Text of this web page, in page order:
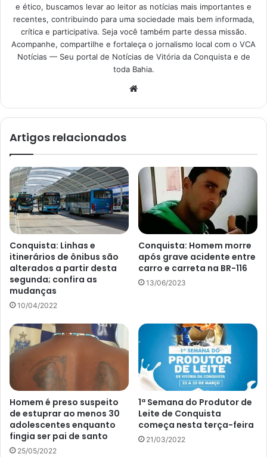
e ético, buscamos levar ao leitor as notícias mais importantes e
recentes, contribuindo para uma sociedade mais bem informada,
crítica e participativa. Seja você também parte dessa missão.
Acompanhe, compartilhe e fortaleça o jornalismo local com o VCA
Notícias — Seu portal de Notícias de Vitória da Conquista e de
toda Bahia.
Artigos relacionados
Conquista: Linhas e
itinerários de ônibus são
alterados a partir desta
segunda; confira as
mudanças
10/04/2022
Conquista: Homem morre
após grave acidente entre
carro e carreta na BR-116
13/06/2023
Homem é preso suspeito
de estuprar ao menos 30
adolescentes enquanto
fingia ser pai de santo
25/05/2022
1ª Semana do Produtor de
Leite de Conquista
começa nesta terça-feira
21/03/2022